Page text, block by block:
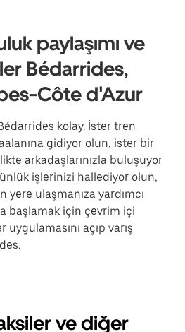
paylaşımı ve
Bédarrides,
Côte d'Azur
kolay. İster tren
gidiyor olun, ister bir
arkadaşlarınızla buluşuyor
işlerinizi hallediyor olun,
ulaşmanıza yardımcı
başlamak için çevrim içi
açıp varış
ve diğer